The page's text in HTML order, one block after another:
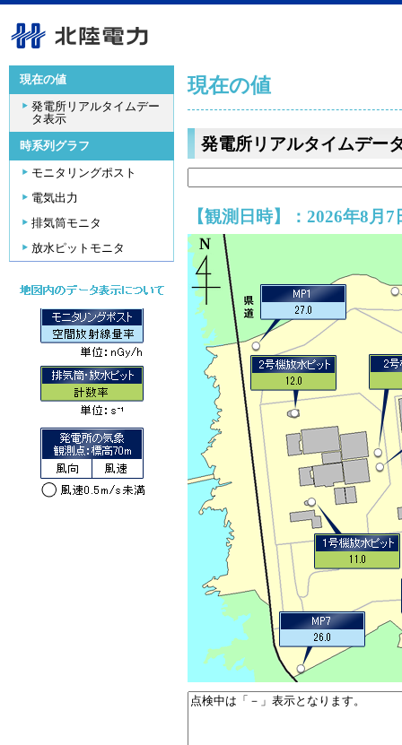
現在の値
発電所リアルタイムデー
タ表示
時系列グラフ
モニタリングポスト
電気出力
排気筒モニタ
放水ピットモニタ
現在の値
発電所リアルタイムデー
【観測日時】：2026年8月